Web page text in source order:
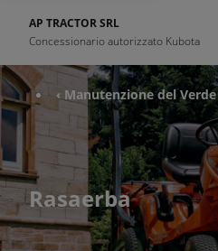
AP TRACTOR SRL
Concessionario autorizzato Kubota
‹ Manutenzione del Verde
Rasaerba